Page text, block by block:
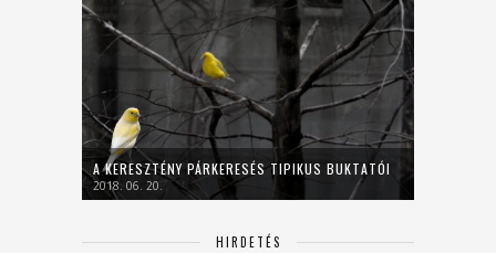
A KERESZTÉNY PÁRKERESÉS TIPIKUS BUKTATÓI
2018. 06. 20.
HIRDETÉS